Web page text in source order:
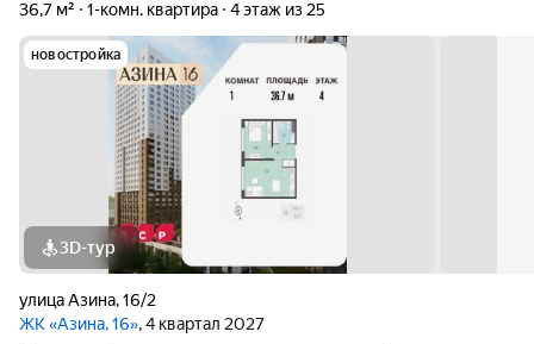
36,7 м² 1-комн. квартира 4 этаж из 25
новостройка
3D-тур
улица Азина,16/2
ЖК «Азина, 16», 4 квартал 2027